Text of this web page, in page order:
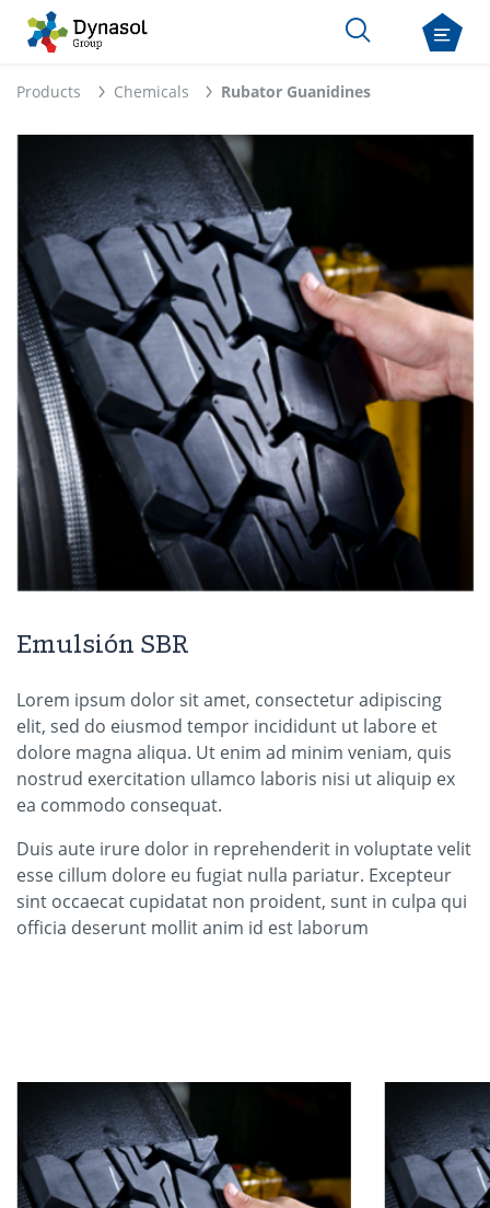
Products Chemicals Rubator Guanidines
Emulsión SBR
Lorem ipsum dolor sit amet, consectetur adipiscing
elit, sed do eiusmod tempor incididunt ut labore et
dolore magna aliqua. Ut enim ad minim veniam, quis
nostrud exercitation ullamco laboris nisi ut aliquip ex
ea commodo consequat.
Duis aute irure dolor in reprehenderit in voluptate velit
esse cillum dolore eu fugiat nulla pariatur. Excepteur
sint occaecat cupidatat non proident, sunt in culpa qui
officia deserunt mollit anim id est laborum